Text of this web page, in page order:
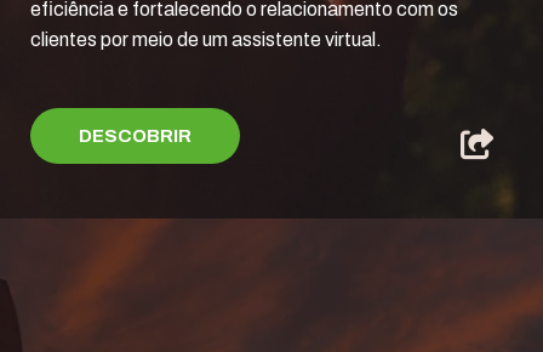
eficiência e fortalecendo o relacionamento com os
clientes por meio de um assistente virtual.
DESCOBRIR